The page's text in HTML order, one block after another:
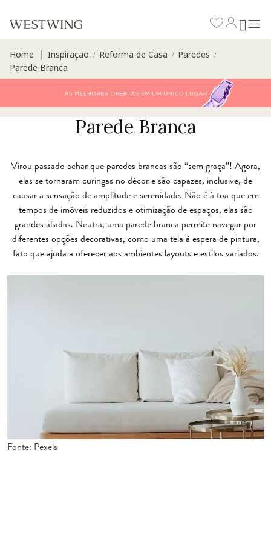
Home Inspiração / Reforma de Casa / Paredes /
Parede Branca
Parede Branca
Virou passado achar que paredes brancas são “sem graça”! Agora,
elas se tornaram curingas no décor e são capazes, inclusive, de
causar a sensação de amplitude e serenidade. Não é à toa que em
tempos de imóveis reduzidos e otimização de espaços, elas são
grandes aliadas. Neutra, uma parede branca permite navegar por
diferentes opções decorativas, como uma tela à espera de pintura,
fato que ajuda a oferecer aos ambientes layouts e estilos variados.
Fonte: Pexels